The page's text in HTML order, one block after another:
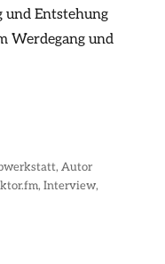
Entstehung
Werdegang und
detektor.fm“
,Autor
,Interview,